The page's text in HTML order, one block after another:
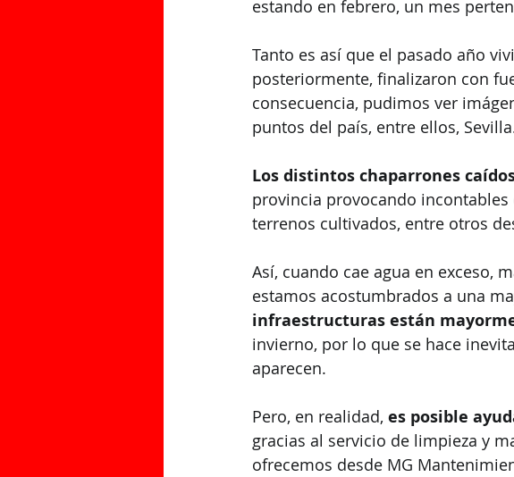
estando en febrero, un mes
Tanto es así que el pasado año
posteriormente, finalizaron con
consecuencia, pudimos ver
puntos del país, entre ellos,
Los distintos chaparrones
provincia provocando
terrenos cultivados, entre otros
Así, cuando cae agua en exceso,
estamos acostumbrados a una
infraestructuras están
invierno, por lo que se hace
aparecen.
Pero, en realidad, es posible
gracias al servicio de limpieza y
ofrecemos desde MG